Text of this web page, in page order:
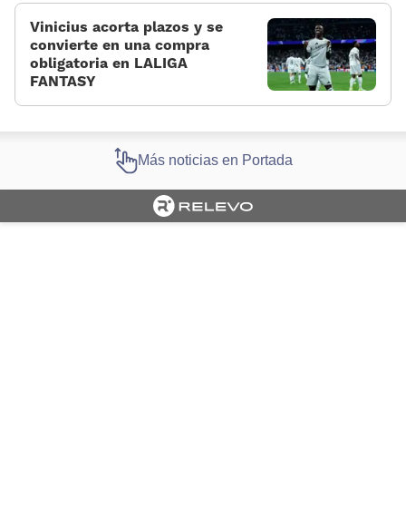
Vinicius acorta plazos y se
convierte en una compra
obligatoria en LALIGA
FANTASY
Más noticias en Portada